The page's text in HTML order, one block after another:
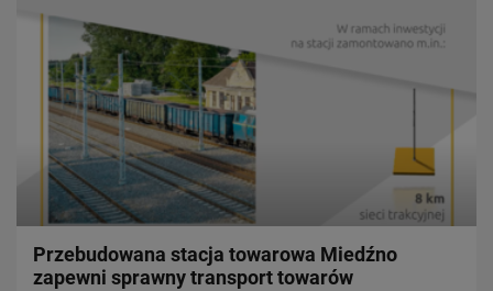
Przebudowana stacja towarowa Miedźno
zapewni sprawny transport towarów